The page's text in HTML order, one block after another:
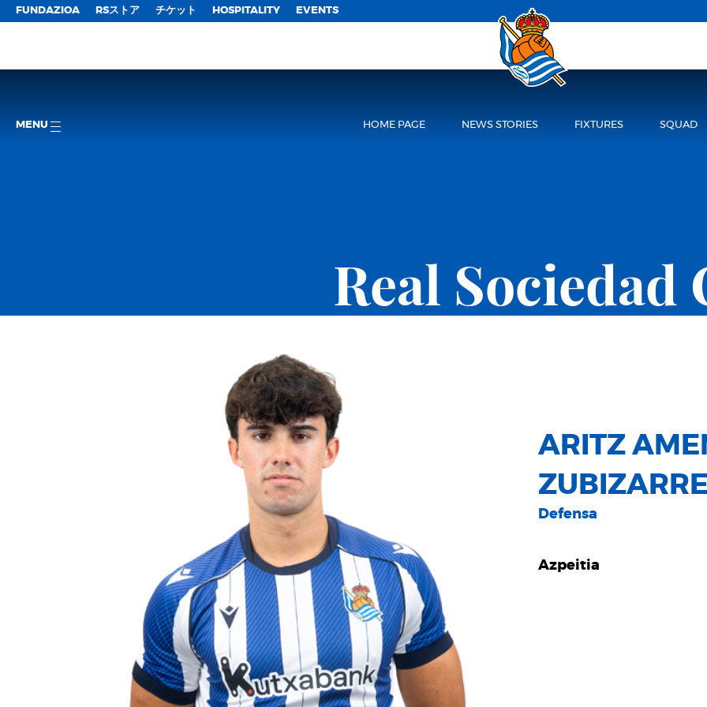
FUNDAZIOA RSストア チケット HOSPITALITY EVENTS
MENU HOME PAGE NEWS STORIES FIXTURES SQUAD
Real Sociedad
ARITZ
Defensa
Azpeitia